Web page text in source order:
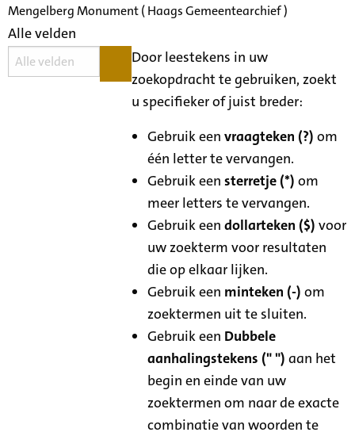
Mengelberg Monument ( Haags Gemeentearchief )
Alle velden
Door leestekens in uw
zoekopdracht te gebruiken, zoekt
u specifieker of juist breder:
Gebruik eenvraagteken (?) om
één letter te vervangen.
Gebruik eensterretje (*) om
meer letters te vervangen.
Gebruik eendollarteken ($) voor
uw zoekterm voor resultaten
die op elkaar lijken.
Gebruik een minteken (-) om
zoektermen uit te sluiten.
Gebruik een Dubbele
aanhalingstekens (" ") aan het
begin en einde van uw
zoektermen om naar de exacte
combinatie van woorden te